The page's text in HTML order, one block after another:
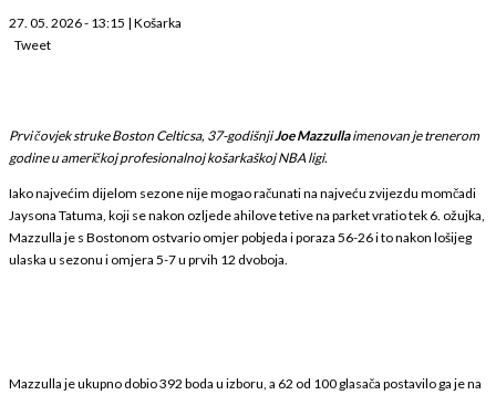
27. 05. 2026 - 13:15 | Košarka
Tweet
Prvi čovjek struke Boston Celticsa, 37-godišnjiJoe Mazzullaimenovan je trenerom
godine u američkoj profesionalnoj košarkaškoj NBA ligi.
Iako najvećim dijelom sezone nije mogao računati na najveću zvijezdu momčadi
Jaysona Tatuma, koji se nakon ozljede ahilove tetive na parket vratio tek 6. ožujka,
Mazzulla je s Bostonom ostvario omjer pobjeda i poraza 56-26 i to nakon lošijeg
ulaska u sezonu i omjera 5-7 u prvih 12 dvoboja.
Mazzulla je ukupno dobio 392 boda u izboru, a 62 od 100 glasača postavilo ga je na